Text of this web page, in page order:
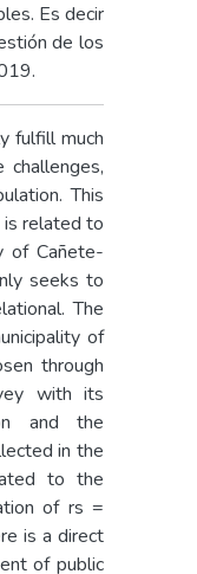
Es decir
de los
fulfill much
This
related to
of Cañete-
seeks to
The
of
through
with its
and the
in the
to the
of rs =
is a direct
of public